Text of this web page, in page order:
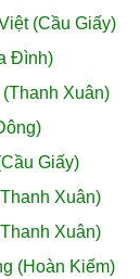
(Cầu Giấy)
Đình)
Xuân)
Giấy)
Xuân)
Xuân)
(Hoàn Kiếm)